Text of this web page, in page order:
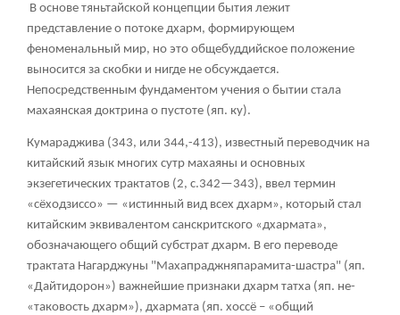
В основе тяньтайской концепции бытия лежит
представление о потоке дхарм, формирующем
феноменальный мир, но это общебуддийское положение
выносится за скобки и нигде не обсуждается.
Непосредственным фундаментом учения о бытии стала
махаянская доктрина о пустоте (яп. ку).
Кумараджива (343, или 344,-413), известный переводчик на
китайский язык многих сутр махаяны и основных
экзегетических трактатов (2, с.342—343), ввел термин
«сёходзиссо» — «истинный вид всех дхарм», который стал
китайским эквивалентом санскритского «дхармата»,
обозначающего общий субстрат дхарм. В его переводе
трактата Нагарджуны "Махапраджняпарамита-шастра" (яп.
«Дайтидорон») важнейшие признаки дхарм татха (яп. не-
«таковость дхарм»), дхармата (яп. хоссё – «общий